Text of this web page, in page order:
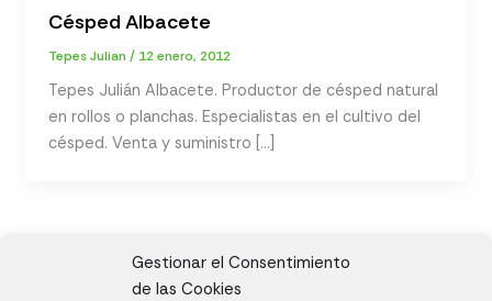
Gestionar el Consentimiento
de las Cookies
Césped Albacete
Tepes Julian/ 12 enero, 2012
Tepes Julián Albacete. Productor de césped natural
en rollos o planchas. Especialistas en el cultivo del
césped. Venta y suministro […]